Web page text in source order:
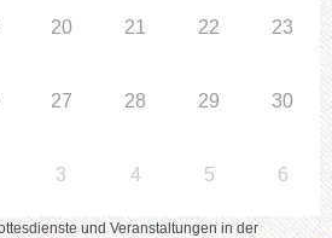
20 21 22 23
27 28 29 30
3 4 5 6
und Veranstaltungen in der